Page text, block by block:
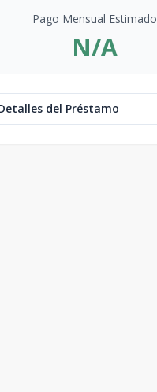
Pago Mensual Estimado
N/A
del Préstamo